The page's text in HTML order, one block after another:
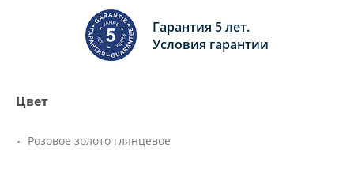
Гарантия 5 лет.
Условия гарантии
Цвет
Розовое золото глянцевое